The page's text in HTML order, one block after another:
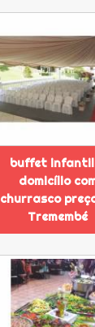
buffet
domicílio
churrasco
Tremembé